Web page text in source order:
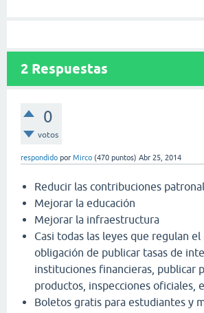
2 Respuestas
0
votos
respondido por Mirco (470 puntos) Abr 25, 2014
Reducir las contribuciones
Mejorar la educación
Mejorar la infraestructura
Casi todas las leyes que regulan el
obligación de publicar tasas de
instituciones financieras, publicar
productos, inspecciones oficiales,
Boletos gratis para estudiantes y